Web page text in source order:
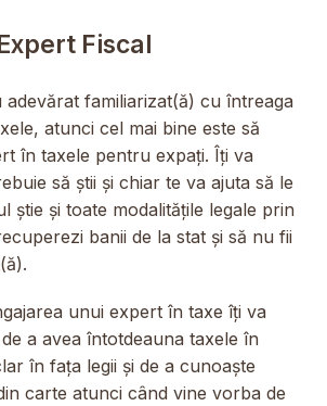
Fiscal
adevărat familiarizat(ă) cu întreaga
atunci cel mai bine este să
în taxele pentru expați. Îți va
să știi și chiar te va ajuta să le
știe și toate modalitățile legale prin
banii de la stat și să nu fii
unui expert în taxe îți va
a avea întotdeauna taxele în
în fața legii și de a cunoaște
carte atunci când vine vorba de